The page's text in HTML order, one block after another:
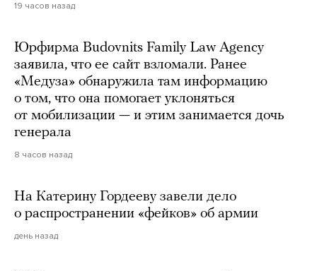
19 часов назад
Юрфирма Budovnits Family Law Agency
заявила, что ее сайт взломали. Ранее
«Медуза» обнаружила там информацию
о том, что она помогает уклоняться
от мобилизации — и этим занимается дочь
генерала
8 часов назад
На Катерину Гордееву завели дело
о распространении «фейков» об армии
день назад